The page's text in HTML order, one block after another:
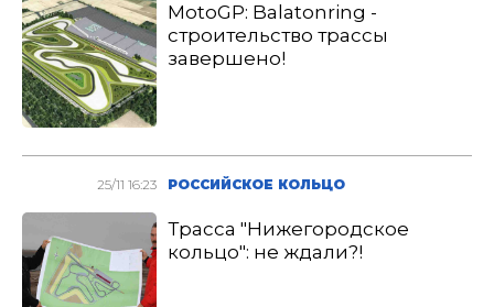
MotoGP: Balatonring -
строительство трассы
завершено!
25/11 16:23 РОССИЙСКОЕ КОЛЬЦО
Трасса "Нижегородское
кольцо": не ждали?!